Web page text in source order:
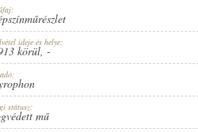
ideje és helye:
körül, -
státusz:
mű